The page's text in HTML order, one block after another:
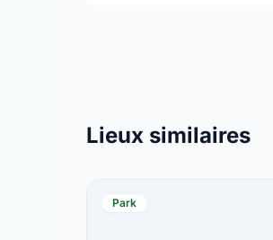
Lieux similaires
Park